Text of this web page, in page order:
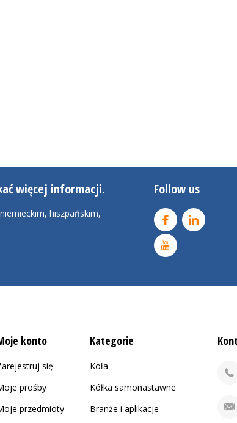
więcej informacji.
hiszpańskim,
Follow us
konto
się
prośby
przedmioty
Kategorie
Koła
Kółka samonastawne
Branże i aplikacje